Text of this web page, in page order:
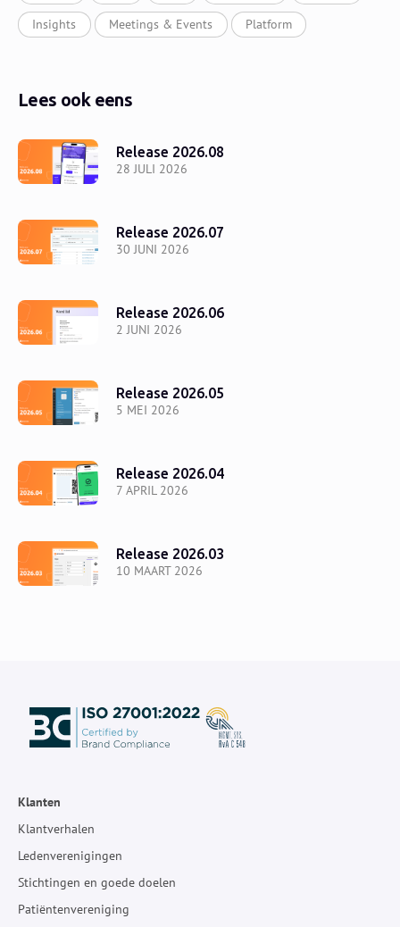
Insights Meetings & Events Platform
Lees ook eens
28 JULI 2026
Release 2026.08
30 JUNI 2026
Release 2026.07
2 JUNI 2026
Release 2026.06
5 MEI 2026
Release 2026.05
7 APRIL 2026
Release 2026.04
10 MAART 2026
Release 2026.03
Klanten
Klantverhalen
Ledenverenigingen
Stichtingen en goede doelen
Patiëntenvereniging